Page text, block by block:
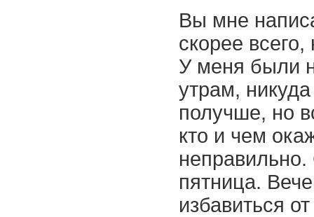
Вы мне
скорее
У меня были
утрам,
получше, но
кто и чем
пятница.
избавиться